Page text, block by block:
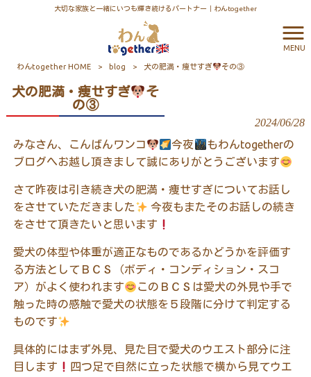
大切な家族と一緒にいつも輝き続けるパートナー｜わんtogether
MENU
わんtogether HOME > blog > 犬の肥満・痩せすぎ その③
犬の肥満・痩せすぎ
そ
の③
2024/06/28
みなさん、こんばんワンコ 今夜
もわんtogetherの
ブログへお越し頂きまして誠にありがとうございます
さて昨夜は引き続き犬の肥満・痩せすぎについてお話し
をさせていただきました
今夜もまたそのお話しの続き
をさせて頂きたいと思います
愛犬の体型や体重が適正なものであるかどうかを評価す
る方法としてＢＣＳ（ボディ・コンディション・スコ
ア）がよく使われます
このＢＣＳは愛犬の外見や手で
触った時の感触で愛犬の状態を５段階に分けて判定する
ものです
具体的にはまず外見、見た目で愛犬のウエスト部分に注
目します
四つ足で自然に立った状態で横から見てウエ